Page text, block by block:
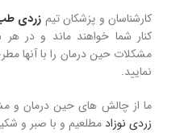
کارشناسان و پزشکان تیم زردی
کنار شما خواهند ماند و در هر
مشکلات حین درمان را با آنها
نمایید.
ما از چالش های حین درمان و
زردی نوزاد مطلعیم و با صبر و